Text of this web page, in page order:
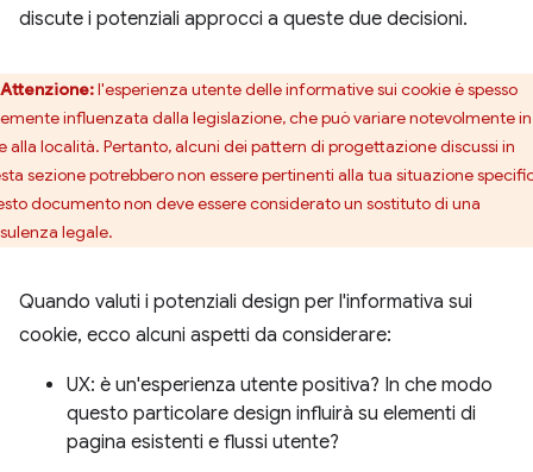
discute i potenziali approcci a queste due decisioni.
Attenzione:l'esperienza utente delle informative sui cookie è spesso
influenzata dalla legislazione, che può variare notevolmente in
alla località. Pertanto, alcuni dei pattern di progettazione discussi in
sezione potrebbero non essere pertinenti alla tua situazione
documento non deve essere considerato un sostituto di una
legale.
Quando valuti i potenziali design per l'informativa sui
cookie, ecco alcuni aspetti da considerare:
UX: è un'esperienza utente positiva? In che modo
questo particolare design influirà su elementi di
pagina esistenti e flussi utente?